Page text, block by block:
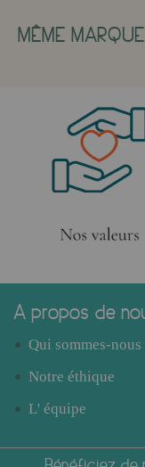
MÊME MARQUE
A propos de
Qui sommes-nous
Notre éthique
L' équipe